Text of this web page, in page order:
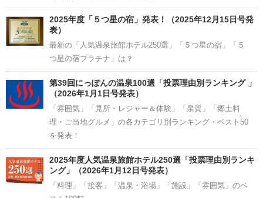
2025年度「５つ星の宿」発表！（2025年12月15日号発
表）
最新の「人気温泉旅館ホテル250選」「５つ星の宿」「５
つ星の宿プラチナ」は？
第39回にっぽんの温泉100選「投票理由別ランキング 」
（2026年1月1日号発表）
「雰囲気」「見所・レジャー＆体験」「泉質」「郷土料
理・ご当地グルメ」の各カテゴリ別ランキング・ベスト50
を発表！
2025年度人気温泉旅館ホテル250選「投票理由別ランキ
ング」（2026年1月12日号発表）
「料理」「接客」「温泉・浴場」「施設」「雰囲気」のベ